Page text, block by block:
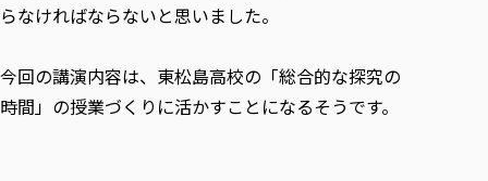
らなければならないと思いました。
今回の講演内容は、東松島高校の「総合的な探究の
時間」の授業づくりに活かすことになるそうです。